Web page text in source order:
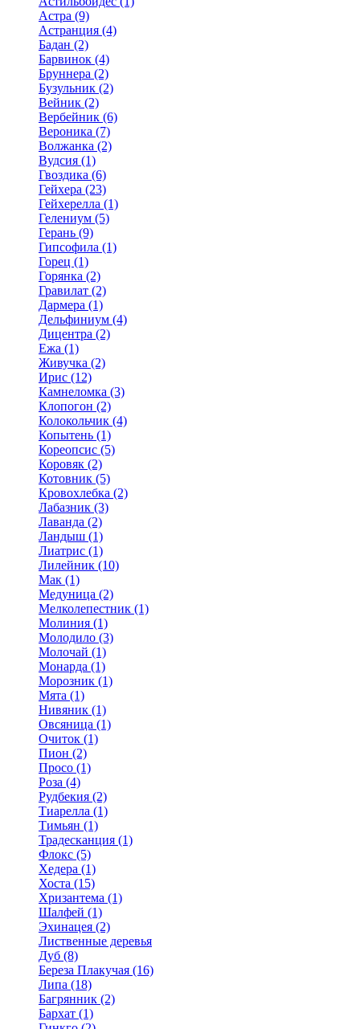
Астра (9)
Астранция (4)
Бадан (2)
Барвинок (4)
Бруннера (2)
Бузульник (2)
Вейник (2)
Вербейник (6)
Вероника (7)
Волжанка (2)
Вудсия (1)
Гвоздика (6)
Гейхера (23)
Гейхерелла (1)
Гелениум (5)
Герань (9)
Гипсофила (1)
Горец (1)
Горянка (2)
Гравилат (2)
Дармера (1)
Дельфиниум (4)
Дицентра (2)
Ежа (1)
Живучка (2)
Ирис (12)
Камнеломка (3)
Клопогон (2)
Колокольчик (4)
Копытень (1)
Кореопсис (5)
Коровяк (2)
Котовник (5)
Кровохлебка (2)
Лабазник (3)
Лаванда (2)
Ландыш (1)
Лиатрис (1)
Лилейник (10)
Мак (1)
Медуница (2)
Мелколепестник (1)
Молиния (1)
Молодило (3)
Молочай (1)
Монарда (1)
Морозник (1)
Мята (1)
Нивяник (1)
Овсяница (1)
Очиток (1)
Пион (2)
Просо (1)
Роза (4)
Рудбекия (2)
Тиарелла (1)
Тимьян (1)
Традесканция (1)
Флокс (5)
Хедера (1)
Хоста (15)
Хризантема (1)
Шалфей (1)
Эхинацея (2)
Лиственные деревья
Дуб (8)
Береза Плакучая (16)
Липа (18)
Багрянник (2)
Бархат (1)